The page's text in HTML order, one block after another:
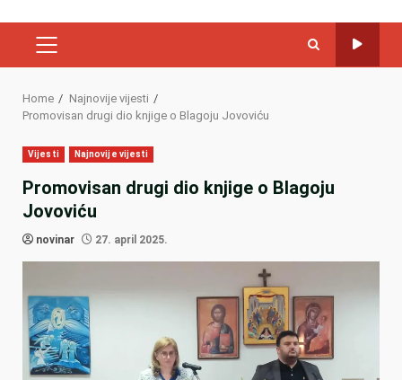
PRIMARY
Home
Najnovije vijesti
Promovisan drugi dio knjige o Blagoju Jovoviću
Vijesti Najnovije vijesti
Promovisan drugi dio knjige o Blagoju
Jovoviću
novinar 27. april 2025.